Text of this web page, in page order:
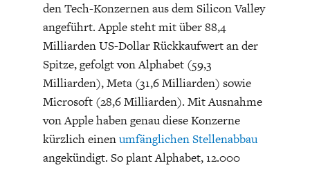
DIE NÄCHSTE STUFE DER
GLOBALISIERUNG
GESELLSCHAFT
den Tech-Konzernen aus dem Silicon Valley
angeführt. Apple steht mit über 88,4
Milliarden US-Dollar Rückkaufwert an der
Spitze, gefolgt von Alphabet (59,3
Milliarden), Meta (31,6 Milliarden) sowie
Microsoft (28,6 Milliarden). Mit Ausnahme
von Apple haben genau diese Konzerne
kürzlich einenumfänglichen Stellenabbau
angekündigt. So plant Alphabet, 12.000